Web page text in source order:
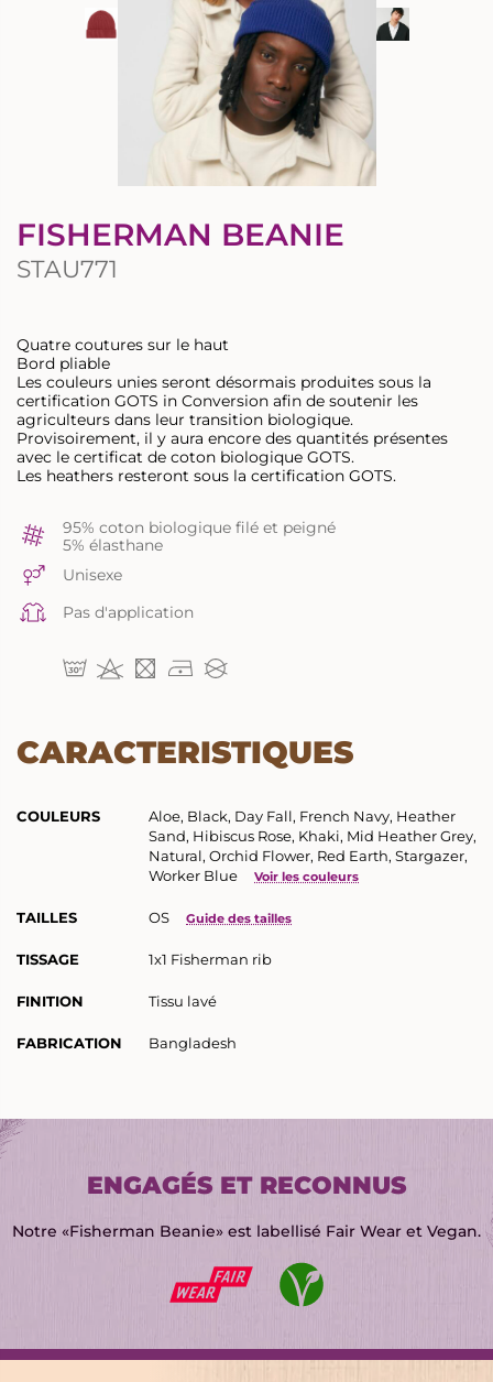
RETOUR
MARQUAGE TEXTILE
CHAPELLERIE
SIGNALÉTIQUE ÉVÈNEMENTIELLE
RETOUR
GRAVURE LASER
BRODERIE
TRANSFERTS SÉRIGRAPHIQUES
FISHERMAN BEANIE
STAU771
Quatre coutures sur le haut
Bord pliable
Les couleurs unies seront désormais produites sous la
certification GOTS in Conversion afin de soutenir les
agriculteurs dans leur transition biologique.
Provisoirement, il y aura encore des quantités présentes
avec le certificat de coton biologique GOTS.
Les heathers resteront sous la certification GOTS.
95% coton biologique filé et peigné
5% élasthane
Unisexe
Pas d'application
CARACTERISTIQUES
COULEURS
Aloe, Black, Day Fall, French Navy, Heather
Sand, Hibiscus Rose, Khaki, Mid Heather Grey,
Natural, Orchid Flower, Red Earth, Stargazer,
Worker Blue
Voir les couleurs
TAILLES OS Guide des tailles
TISSAGE 1x1 Fisherman rib
FINITION Tissu lavé
FABRICATION Bangladesh
ENGAGÉS ET RECONNUS
Notre «Fisherman Beanie» est labellisé Fair Wear et Vegan.